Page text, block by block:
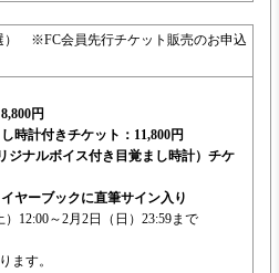
） ※FC会員先行チケット販売のお申込
8,800円
時計付きチケット：11,800円
ジナルボイス付き目覚まし時計）チケ
ヤーブックに直筆サイン入り
12:00～2月2日（日）23:59まで
ます。